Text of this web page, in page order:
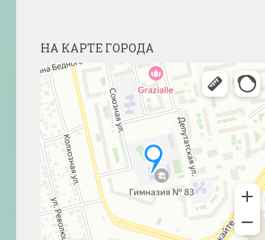
НА КАРТЕ ГОРОДА